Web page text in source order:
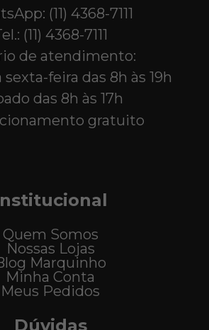
(11) 4368-7111
(11) 4368-7111
de atendimento:
sexta-feira das 8h às 19h
das 8h às 17h
gratuito
Quem Somos
Nossas Lojas
Marquinho
Minha Conta
Meus Pedidos
Dúvidas